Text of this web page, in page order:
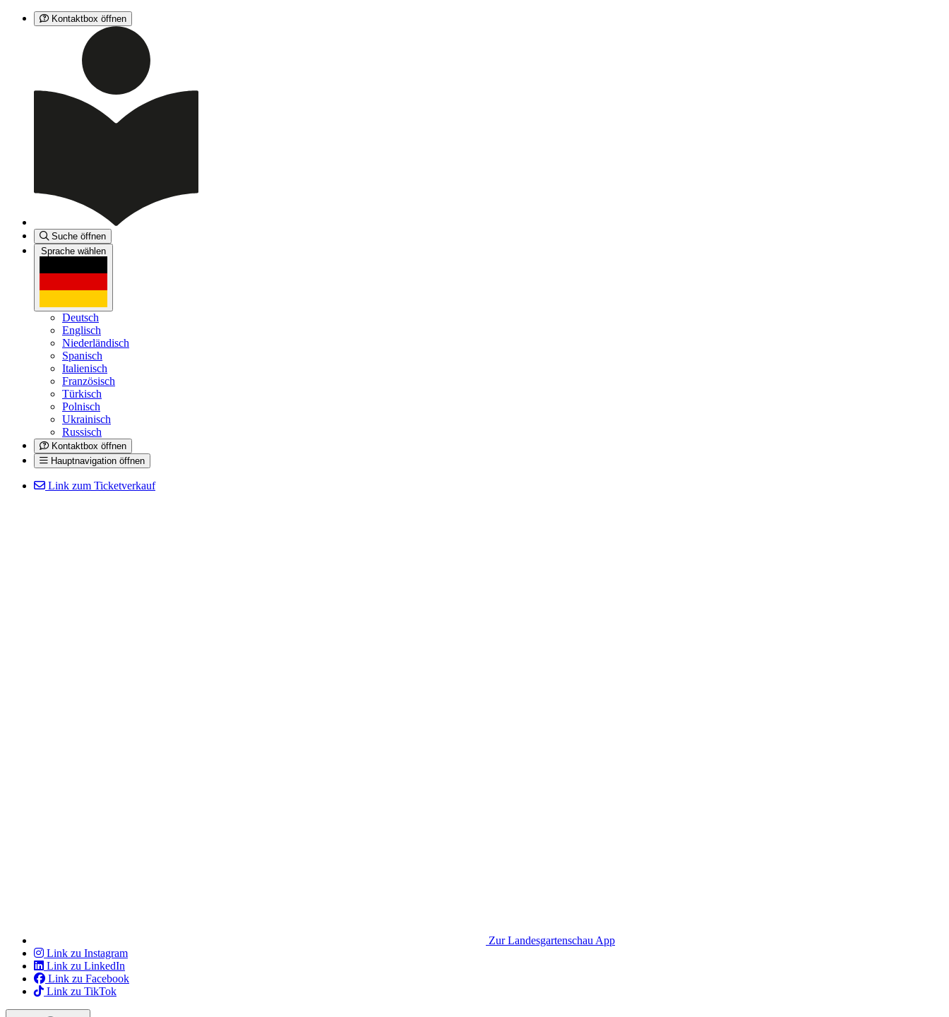
Kontaktbox öffnen
Suche öffnen
Sprache wählen
Deutsch
Englisch
Niederländisch
Spanisch
Italienisch
Französisch
Türkisch
Polnisch
Ukrainisch
Russisch
Kontaktbox öffnen
Hauptnavigation öffnen
Link zum Ticketverkauf
Zur Landesgartenschau App
Link zu Instagram
Link zu LinkedIn
Link zu Facebook
Link zu TikTok